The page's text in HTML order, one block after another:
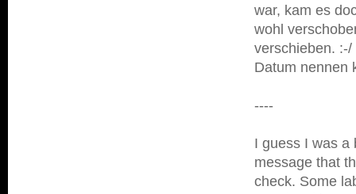
war, kam es
wohl
verschieben.
Datum nennen
----
I guess I was a
message that
check. Some